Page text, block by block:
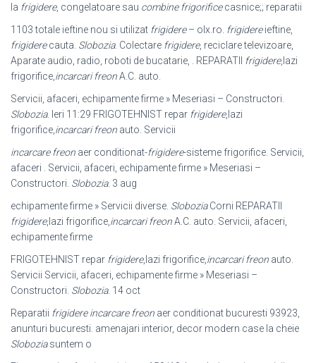
la frigidere, congelatoare sau combine frigorificecasnice;; reparatii
1103 totale ieftine nou si utilizat frigidere– olx.ro. frigidereieftine,
frigiderecauta. Slobozia. Colectare frigidere, reciclare televizoare,
Aparate audio, radio, roboti de bucatarie, . REPARATII
frigidere,lazi
frigorifice, incarcari freonA.C. auto.
Servicii, afaceri, echipamente firme » Meseriasi – Constructori.
Slobozia. Ieri 11:29 FRIGOTEHNIST repar frigidere,lazi
frigorifice, incarcari freon auto. Servicii
incarcare freon aer conditionat-frigidere-sisteme frigorifice. Servicii,
afaceri . Servicii, afaceri, echipamente firme » Meseriasi –
Constructori. Slobozia. 3 aug
echipamente firme » Servicii diverse. SloboziaCorni REPARATII
frigidere, lazi frigorifice, incarcari freonA.C. auto. Servicii, afaceri,
echipamente firme
FRIGOTEHNIST repar frigidere,lazi frigorifice, incarcari freon auto.
Servicii Servicii, afaceri, echipamente firme » Meseriasi –
Constructori. Slobozia. 14 oct
Reparatii frigidere incarcare freon aer conditionat bucuresti 93923,
anunturi bucuresti. amenajari interior, decor modern case la cheie
Sloboziasuntem o